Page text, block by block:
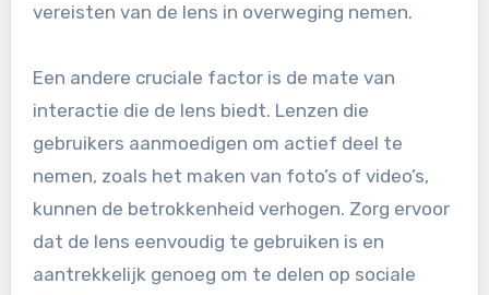
vereisten van de lens in overweging nemen.
Een andere cruciale factor is de mate van
interactie die de lens biedt. Lenzen die
gebruikers aanmoedigen om actief deel te
nemen, zoals het maken van foto’s of video’s,
kunnen de betrokkenheid verhogen. Zorg ervoor
dat de lens eenvoudig te gebruiken is en
aantrekkelijk genoeg om te delen op sociale